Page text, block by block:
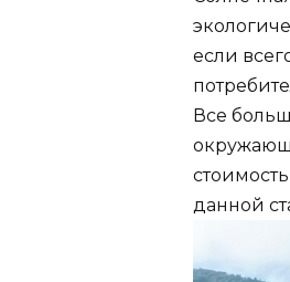
если
Все
данной